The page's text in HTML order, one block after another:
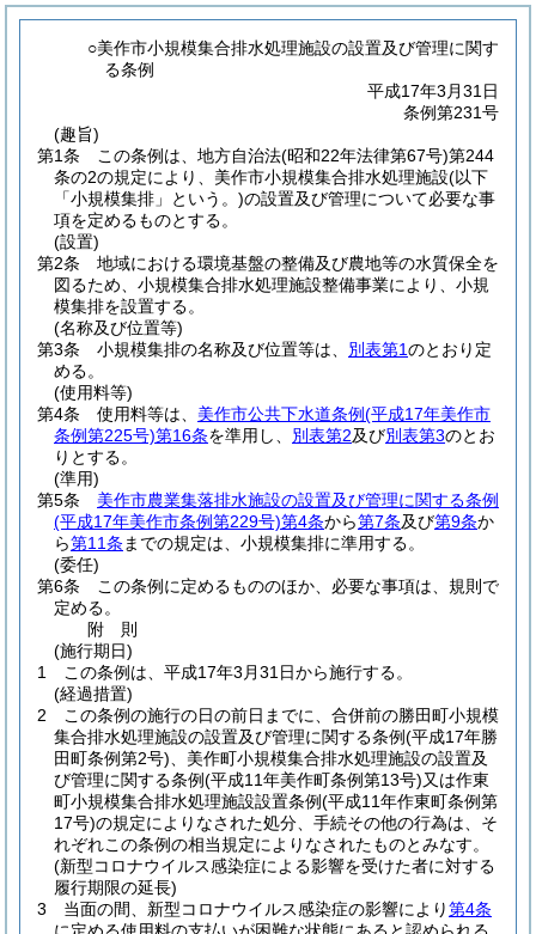
○美作市小規模集合排水処理施設の設置及び管理に関す
る条例
平成17年3月31日
条例第231号
(趣旨)
第1条
この条例は、地方自治法(昭和22年法律第67号)第244
条の2の規定により、美作市小規模集合排水処理施設(以下
「小規模集排」という。)の設置及び管理について必要な事
項を定めるものとする。
(設置)
第2条
地域における環境基盤の整備及び農地等の水質保全を
図るため、小規模集合排水処理施設整備事業により、小規
模集排を設置する。
(名称及び位置等)
第3条
小規模集排の名称及び位置等は、 別表第1のとおり定
める。
(使用料等)
第4条
使用料等は、 美作市公共下水道条例(平成17年美作市
条例第225号)第16条を準用し、 別表第2及び別表第3のとお
りとする。
(準用)
第5条
美作市農業集落排水施設の設置及び管理に関する条例
(平成17年美作市条例第229号)第4条から第7条及び第9条か
ら第11条 までの規定は、小規模集排に準用する。
(委任)
第6条
この条例に定めるもののほか、必要な事項は、規則で
定める。
附 則
(施行期日)
1
この条例は、平成17年3月31日から施行する。
(経過措置)
2
この条例の施行の日の前日までに、合併前の勝田町小規模
集合排水処理施設の設置及び管理に関する条例(平成17年勝
田町条例第2号) 、美作町小規模集合排水処理施設の設置及
び管理に関する条例(平成11年美作町条例第13号)又は作東
町小規模集合排水処理施設設置条例(平成11年作東町条例第
17号)の規定によりなされた処分、手続その他の行為は、そ
れぞれこの条例の相当規定によりなされたものとみなす。
(新型コロナウイルス感染症による影響を受けた者に対する
履行期限の延長)
3
当面の間、新型コロナウイルス感染症の影響により第4条